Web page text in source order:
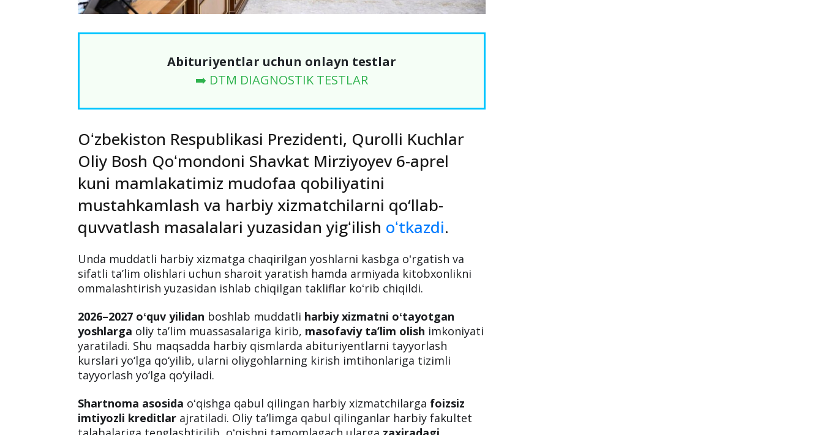
Abituriyentlar uchun onlayn testlar
➡️ DTM DIAGNOSTIK TESTLAR
Oʻzbekiston Respublikasi Prezidenti, Qurolli Kuchlar
Oliy Bosh Qoʻmondoni Shavkat Mirziyoyev 6-aprel
kuni mamlakatimiz mudofaa qobiliyatini
mustahkamlash va harbiy xizmatchilarni qo‘llab-
quvvatlash masalalari yuzasidan yigʻilish oʻtkazdi.
Unda muddatli harbiy xizmatga chaqirilgan yoshlarni kasbga oʻrgatish va
sifatli taʼlim olishlari uchun sharoit yaratish hamda armiyada kitobxonlikni
ommalashtirish yuzasidan ishlab chiqilgan takliflar koʻrib chiqildi.
2026–2027 oʻquv yilidan boshlab muddatli harbiy xizmatni oʻtayotgan
yoshlarga oliy ta’lim muassasalariga kirib, masofaviy ta’lim olish imkoniyati
yaratiladi. Shu maqsadda harbiy qismlarda abituriyentlarni tayyorlash
kurslari yo‘lga qo‘yilib, ularni oliygohlarning kirish imtihonlariga tizimli
tayyorlash yo‘lga qo‘yiladi.
Shartnoma asosida oʻqishga qabul qilingan harbiy xizmatchilarga foizsiz
imtiyozli kreditlar ajratiladi. Oliy ta’limga qabul qilinganlar harbiy fakultet